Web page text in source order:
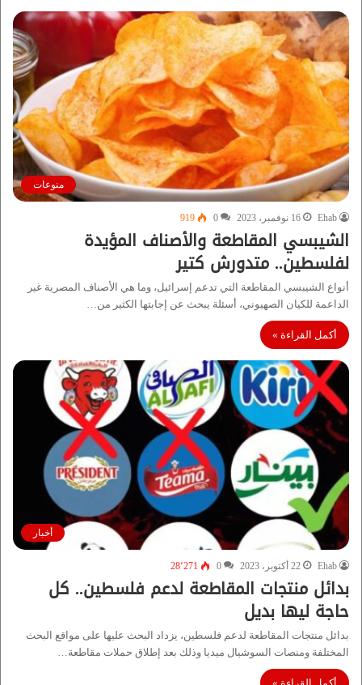
منوعات
Ehab 16 نوفمبر، 2023 0
919
الشيبسي المقاطعة والأصناف المؤيدة
لفلسطين.. متدورش كتير
أنواع الشيبسي المقاطعة التي تدعم إسرائيل، وما هي الأصناف المصرية غير
الداعمة للكيان الصهيوني، أسئلة يبحث عن إجابتها الكثير من…
أكمل القراءة »
أخبار
Ehab 22 أكتوبر، 2023 0 28٬271
بدائل منتجات المقاطعة لدعم فلسطين.. كل
حاجة ليها بديل
بدائل منتجات المقاطعة لدعم فلسطين، يزداد البحث عليها على مواقع البحث
المختلفة ومنصات السوشيال ميديا وذلك بعد إطلاق حملات مقاطعة…